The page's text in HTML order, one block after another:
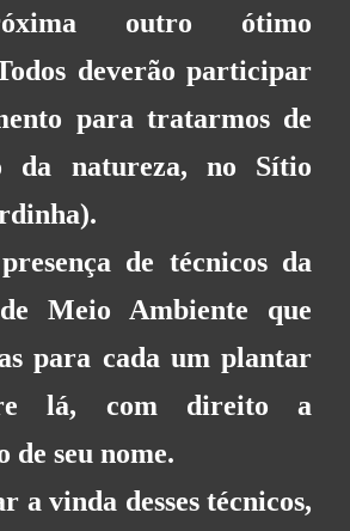
outro ótimo
deverão participar
para tratarmos de
da natureza, no Sítio
de técnicos da
Meio Ambiente que
para cada um plantar
lá, com direito a
de seu nome.
a vinda desses técnicos,